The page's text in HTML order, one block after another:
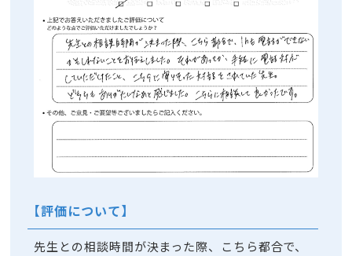
【評価について】
先生との相談時間が決まった際、こちら都合で、